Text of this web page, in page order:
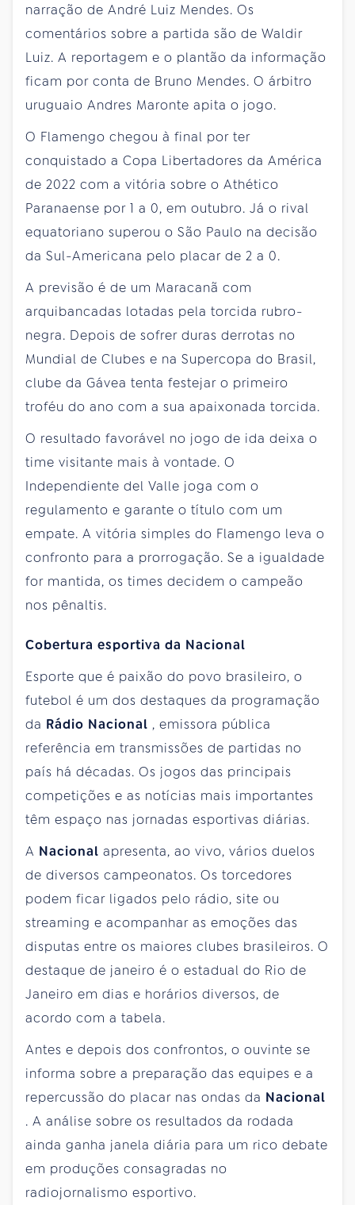
narração de André Luiz Mendes. Os
comentários sobre a partida são de Waldir
Luiz. A reportagem e o plantão da informação
ficam por conta de Bruno Mendes. O árbitro
uruguaio Andres Maronte apita o jogo.
O Flamengo chegou à final por ter
conquistado a Copa Libertadores da América
de 2022 com a vitória sobre o Athético
Paranaense por 1 a 0, em outubro. Já o rival
equatoriano superou o São Paulo na decisão
da Sul-Americana pelo placar de 2 a 0.
A previsão é de um Maracanã com
arquibancadas lotadas pela torcida rubro-
negra. Depois de sofrer duras derrotas no
Mundial de Clubes e na Supercopa do Brasil,
clube da Gávea tenta festejar o primeiro
troféu do ano com a sua apaixonada torcida.
O resultado favorável no jogo de ida deixa o
time visitante mais à vontade. O
Independiente del Valle joga com o
regulamento e garante o título com um
empate. A vitória simples do Flamengo leva o
confronto para a prorrogação. Se a igualdade
for mantida, os times decidem o campeão
nos pênaltis.
Cobertura esportiva da Nacional
Esporte que é paixão do povo brasileiro, o
futebol é um dos destaques da programação
da Rádio Nacional , emissora pública
referência em transmissões de partidas no
país há décadas. Os jogos das principais
competições e as notícias mais importantes
têm espaço nas jornadas esportivas diárias.
A Nacional apresenta, ao vivo, vários duelos
de diversos campeonatos. Os torcedores
podem ficar ligados pelo rádio, site ou
streaming e acompanhar as emoções das
disputas entre os maiores clubes brasileiros. O
destaque de janeiro é o estadual do Rio de
Janeiro em dias e horários diversos, de
acordo com a tabela.
Antes e depois dos confrontos, o ouvinte se
informa sobre a preparação das equipes e a
repercussão do placar nas ondas da Nacional
. A análise sobre os resultados da rodada
ainda ganha janela diária para um rico debate
em produções consagradas no
radiojornalismo esportivo.